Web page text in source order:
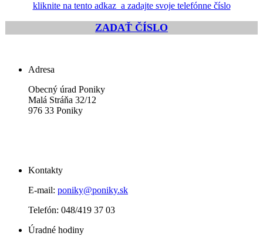
kliknite na tento adkaz a zadajte svoje telefónne číslo
ZADAŤ ČÍSLO
Adresa
Obecný úrad Poniky
Malá Stráňa 32/12
976 33 Poniky
Kontakty
E-mail: poniky@poniky.sk
Telefón: 048/419 37 03
Úradné hodiny